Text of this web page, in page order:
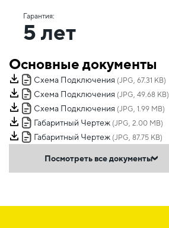
Гарантия:
5 лет
Основные документы
Схема Подключения (JPG, 67.31 KB)
Схема Подключения (JPG, 49.68 KB)
Схема Подключения (JPG, 1.99 MB)
Габаритный Чертеж (JPG, 2.00 MB)
Габаритный Чертеж (JPG, 87.75 KB)
Посмотреть все документы